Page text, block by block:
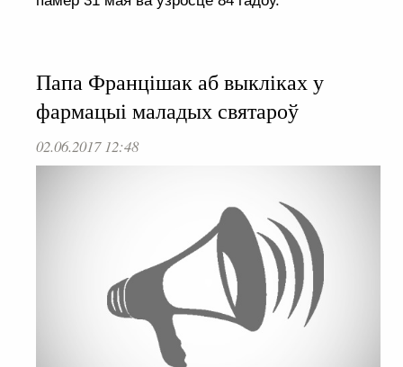
Папа Францішак аб выкліках у
фармацыі маладых святароў
02.06.2017 12:48